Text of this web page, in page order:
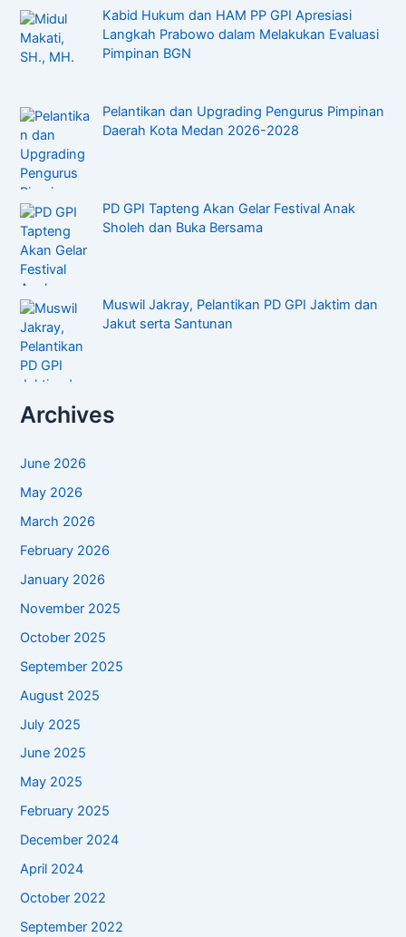
Kabid Hukum dan HAM PP GPI Apresiasi
Langkah Prabowo dalam Melakukan Evaluasi
Pimpinan BGN
Pelantikan dan Upgrading Pengurus Pimpinan
Daerah Kota Medan 2026-2028
PD GPI Tapteng Akan Gelar Festival Anak
Sholeh dan Buka Bersama
Muswil Jakray, Pelantikan PD GPI Jaktim dan
Jakut serta Santunan
Archives
June 2026
May 2026
March 2026
February 2026
January 2026
November 2025
October 2025
September 2025
August 2025
July 2025
June 2025
May 2025
February 2025
December 2024
April 2024
October 2022
September 2022